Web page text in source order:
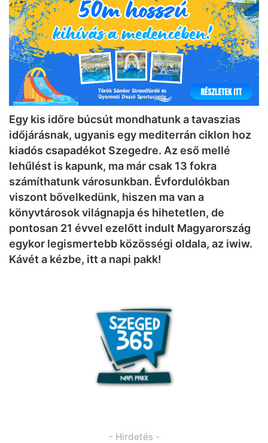
Egy kis időre búcsút mondhatunk a tavaszias
időjárásnak, ugyanis egy mediterrán ciklon hoz
kiadós csapadékot Szegedre. Az eső mellé
lehűlést is kapunk, ma már csak 13 fokra
számíthatunk városunkban. Évfordulókban
viszont bővelkedünk, hiszen ma van a
könyvtárosok világnapja és hihetetlen, de
pontosan 21 évvel ezelőtt indult Magyarország
egykor legismertebb közösségi oldala, az iwiw.
Kávét a kézbe, itt a napi pakk!
- Hirdetés -